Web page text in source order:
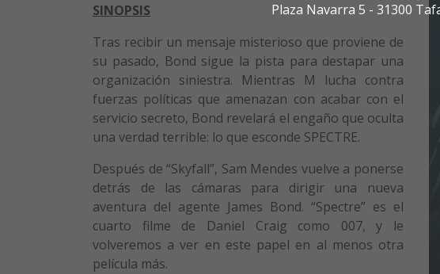
Plaza Navarra 5 - 31300
SINOPSIS
Tras recibir un mensaje misterioso que proviene de
su pasado, Bond sigue la pista para destapar una
organización siniestra. Mientras M lucha contra
fuerzas políticas que amenazan con acabar con el
servicio secreto, Bond revelará el engaño que oculta
una verdad terrible: lo que esconde SPECTRE.
Después de “Skyfall”, Sam Mendes vuelve a ponerse
detrás de las cámaras para dirigir una nueva
aventura del agente James Bond. “Spectre” es el
cuarto filme de Daniel Craig como 007, y le
volveremos a ver en este papel en al menos otra
película más.